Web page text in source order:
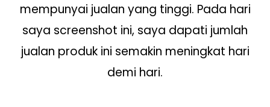
mempunyai jualan yang tinggi. Pada hari
saya screenshot ini, saya dapati jumlah
jualan produk ini semakin meningkat hari
demi hari.